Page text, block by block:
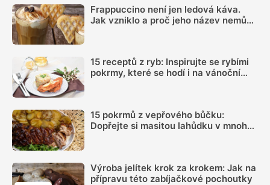
Frappuccino není jen ledová káva.
Jak vzniklo a proč jeho název nemůže
15 receptů z ryb: Inspirujte se rybími
pokrmy, které se hodí i na vánoční
15 pokrmů z vepřového bůčku:
Dopřejte si masitou lahůdku v mnoha
Výroba jelítek krok za krokem: Jak na
přípravu této zabíjačkové pochoutky